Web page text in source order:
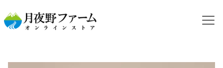
【レトルト】シカ肉 ステーキカット 100g